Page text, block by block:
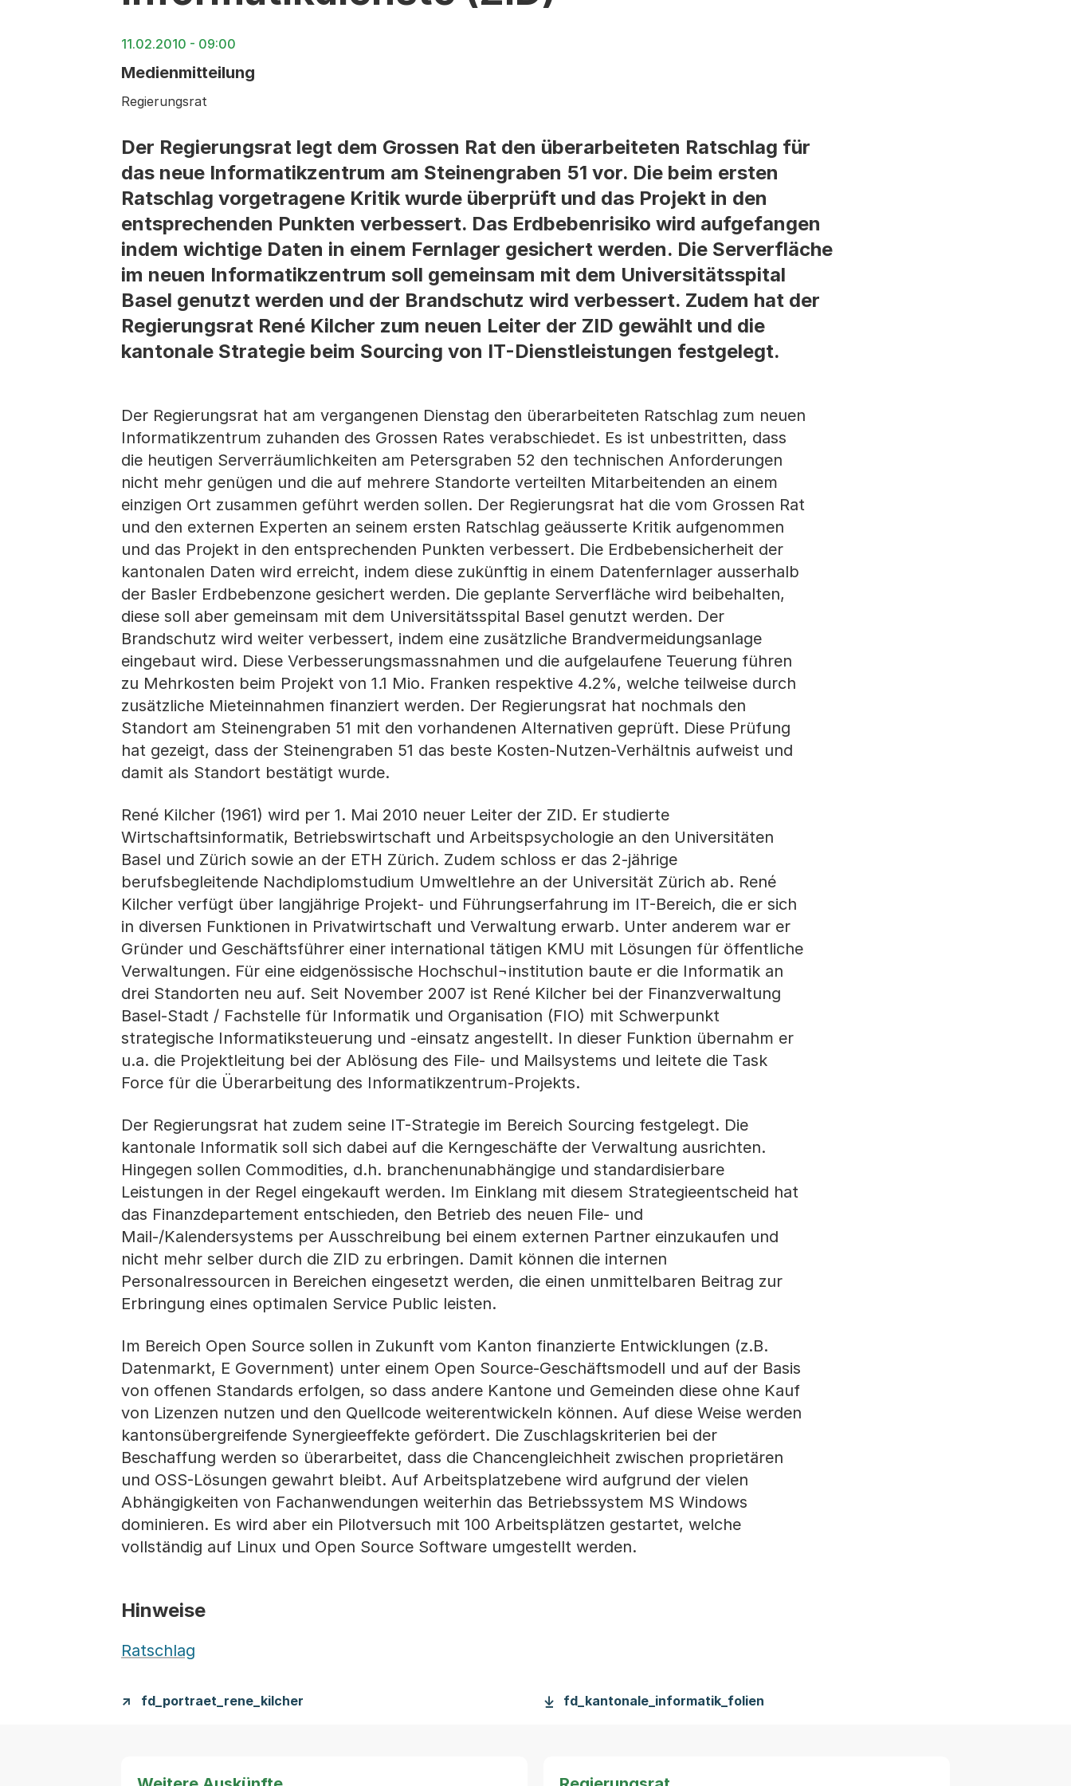
11.02.2010 - 09:00
Medienmitteilung
Regierungsrat
Der Regierungsrat legt dem Grossen Rat den überarbeiteten Ratschlag für
das neue Informatikzentrum am Steinengraben 51 vor. Die beim ersten
Ratschlag vorgetragene Kritik wurde überprüft und das Projekt in den
entsprechenden Punkten verbessert. Das Erdbebenrisiko wird aufgefangen
indem wichtige Daten in einem Fernlager gesichert werden. Die Serverfläche
im neuen Informatikzentrum soll gemeinsam mit dem Universitätsspital
Basel genutzt werden und der Brandschutz wird verbessert. Zudem hat der
Regierungsrat René Kilcher zum neuen Leiter der ZID gewählt und die
kantonale Strategie beim Sourcing von IT-Dienstleistungen festgelegt.
Der Regierungsrat hat am vergangenen Dienstag den überarbeiteten Ratschlag zum neuen
Informatikzentrum zuhanden des Grossen Rates verabschiedet. Es ist unbestritten, dass
die heutigen Serverräumlichkeiten am Petersgraben 52 den technischen Anforderungen
nicht mehr genügen und die auf mehrere Standorte verteilten Mitarbeitenden an einem
einzigen Ort zusammen geführt werden sollen. Der Regierungsrat hat die vom Grossen Rat
und den externen Experten an seinem ersten Ratschlag geäusserte Kritik aufgenommen
und das Projekt in den entsprechenden Punkten verbessert. Die Erdbebensicherheit der
kantonalen Daten wird erreicht, indem diese zukünftig in einem Datenfernlager ausserhalb
der Basler Erdbebenzone gesichert werden. Die geplante Serverfläche wird beibehalten,
diese soll aber gemeinsam mit dem Universitätsspital Basel genutzt werden. Der
Brandschutz wird weiter verbessert, indem eine zusätzliche Brandvermeidungsanlage
eingebaut wird. Diese Verbesserungsmassnahmen und die aufgelaufene Teuerung führen
zu Mehrkosten beim Projekt von 1.1 Mio. Franken respektive 4.2%, welche teilweise durch
zusätzliche Mieteinnahmen finanziert werden. Der Regierungsrat hat nochmals den
Standort am Steinengraben 51 mit den vorhandenen Alternativen geprüft. Diese Prüfung
hat gezeigt, dass der Steinengraben 51 das beste Kosten-Nutzen-Verhältnis aufweist und
damit als Standort bestätigt wurde.
René Kilcher (1961) wird per 1. Mai 2010 neuer Leiter der ZID. Er studierte
Wirtschaftsinformatik, Betriebswirtschaft und Arbeitspsychologie an den Universitäten
Basel und Zürich sowie an der ETH Zürich. Zudem schloss er das 2-jährige
berufsbegleitende Nachdiplomstudium Umweltlehre an der Universität Zürich ab. René
Kilcher verfügt über langjährige Projekt- und Führungserfahrung im IT-Bereich, die er sich
in diversen Funktionen in Privatwirtschaft und Verwaltung erwarb. Unter anderem war er
Gründer und Geschäftsführer einer international tätigen KMU mit Lösungen für öffentliche
Verwaltungen. Für eine eidgenössische Hochschul¬institution baute er die Informatik an
drei Standorten neu auf. Seit November 2007 ist René Kilcher bei der Finanzverwaltung
Basel-Stadt / Fachstelle für Informatik und Organisation (FIO) mit Schwerpunkt
strategische Informatiksteuerung und -einsatz angestellt. In dieser Funktion übernahm er
u.a. die Projektleitung bei der Ablösung des File- und Mailsystems und leitete die Task
Force für die Überarbeitung des Informatikzentrum-Projekts.
Der Regierungsrat hat zudem seine IT-Strategie im Bereich Sourcing festgelegt. Die
kantonale Informatik soll sich dabei auf die Kerngeschäfte der Verwaltung ausrichten.
Hingegen sollen Commodities, d.h. branchenunabhängige und standardisierbare
Leistungen in der Regel eingekauft werden. Im Einklang mit diesem Strategieentscheid hat
das Finanzdepartement entschieden, den Betrieb des neuen File- und
Mail-/Kalendersystems per Ausschreibung bei einem externen Partner einzukaufen und
nicht mehr selber durch die ZID zu erbringen. Damit können die internen
Personalressourcen in Bereichen eingesetzt werden, die einen unmittelbaren Beitrag zur
Erbringung eines optimalen Service Public leisten.
Im Bereich Open Source sollen in Zukunft vom Kanton finanzierte Entwicklungen (z.B.
Datenmarkt, E Government) unter einem Open Source-Geschäftsmodell und auf der Basis
von offenen Standards erfolgen, so dass andere Kantone und Gemeinden diese ohne Kauf
von Lizenzen nutzen und den Quellcode weiterentwickeln können. Auf diese Weise werden
kantonsübergreifende Synergieeffekte gefördert. Die Zuschlagskriterien bei der
Beschaffung werden so überarbeitet, dass die Chancengleichheit zwischen proprietären
und OSS-Lösungen gewahrt bleibt. Auf Arbeitsplatzebene wird aufgrund der vielen
Abhängigkeiten von Fachanwendungen weiterhin das Betriebssystem MS Windows
dominieren. Es wird aber ein Pilotversuch mit 100 Arbeitsplätzen gestartet, welche
vollständig auf Linux und Open Source Software umgestellt werden.
Hinweise
Ratschlag
fd_portraet_rene_kilcher fd_kantonale_informatik_folien